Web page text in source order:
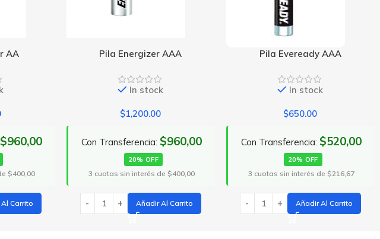
AAA
$960,00
de $400,00
Al Carrito
Pila Eveready AAA
In stock
$650.00
Con Transferencia:$520,00
20% OFF
3 cuotas sin interés de $216,67
Añadir Al Carrito
Pila Maxxel 2025
In stock
$391.00
Con Transferencia:$312,80
20% OFF
3 cuotas sin interés de $130,33
Añadir Al Carrito